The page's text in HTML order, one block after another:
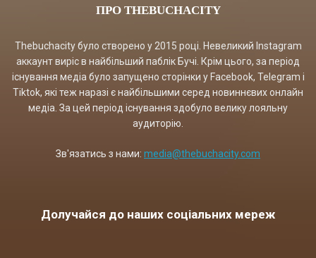
ПРО THEBUCHACITY
Thebuchacity було створено у 2015 році. Невеликий Instagram
аккаунт виріс в найбільший паблік Бучі. Крім цього, за період
існування медіа було запущено сторінки у Facebook, Telegram і
Tiktok, які теж наразі є найбільшими серед новиннєвих онлайн
медіа. За цей період існування здобуло велику лояльну
аудиторію.
Зв'язатись з нами: media@thebuchacity.com
Долучайся до наших соціальних мереж